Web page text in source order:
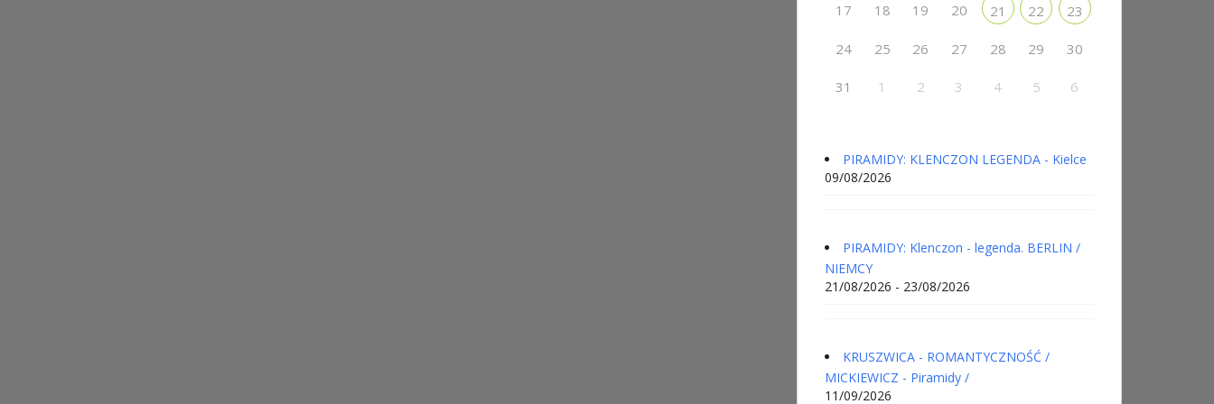
17 18 19 20 21 22 23
24 25 26 27 28 29 30
31 1 2 3 4 5 6
PIRAMIDY: KLENCZON LEGENDA - Kielce
09/08/2026
PIRAMIDY: Klenczon - legenda. BERLIN /
NIEMCY
21/08/2026 - 23/08/2026
KRUSZWICA - ROMANTYCZNOŚĆ /
MICKIEWICZ - Piramidy /
11/09/2026